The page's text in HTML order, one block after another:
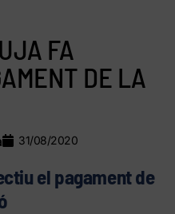
FA
DE LA
31/08/2020
el pagament de